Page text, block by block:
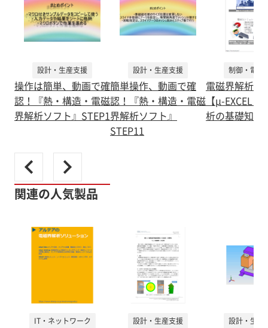
設計・生産支援
操作は簡単、動画で確
認！『熱・構造・電磁
界解析ソフト』STEP1
設計・生産支援
簡単操作、動画で確
認！『熱・構造・電磁
界解析ソフト』
STEP11
制御・電機
電磁界解析
【μ-EXCEL
析の基礎知識
関連の人気製品
IT・ネットワーク 設計・生産支援 設計・生産